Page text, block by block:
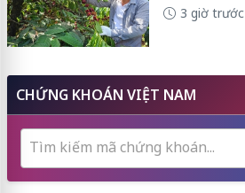
3 giờ trước
CHỨNG KHOÁN VIỆT NAM
Tìm kiếm mã chứng khoán...